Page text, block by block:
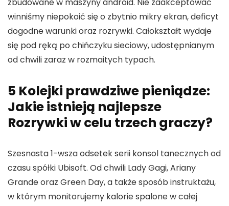
zbudowane w maszyny android. Nie zaakceptować
winniśmy niepokoić się o zbytnio mikry ekran, deficyt
dogodne warunki oraz rozrywki. Całokształt wydaje
się pod ręką po chińczyku sieciowy, udostępnianym
od chwili zaraz w rozmaitych typach.
5 Kolejki prawdziwe pieniądze:
Jakie istnieją najlepsze
Rozrywki w celu trzech graczy?
Szesnasta 1-wsza odsetek serii konsol tanecznych od
czasu spółki Ubisoft. Od chwili Lady Gagi, Ariany
Grande oraz Green Day, a także sposób instruktażu,
w którym monitorujemy kalorie spalone w całej